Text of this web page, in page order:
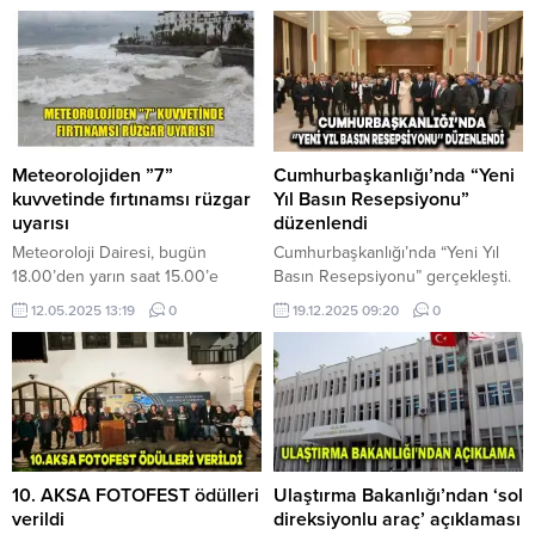
Meteorolojiden ”7”
kuvvetinde fırtınamsı rüzgar
uyarısı
Meteoroloji Dairesi, bugün
18.00’den yarın saat 15.00’e
kadar “7” kuvvetinde fırtınamsı
rüzgâr uyarısında bulundu.
Meteoroloji Dairesi’nden yapılan
açıklamada, bölge denizlerinden
Taurus ve Curusade’de güney ve
batı yönlerden esen rüzgârın
zamanla kuvvetlenerek ‘7’
kuvvetinde ve “fırtınamsı rüzgâr”
şeklinde esmesinin beklendiği
belirtildi.
12.05.2025 13:19 0
Cumhurbaşkanlığı’nda “Yeni
Yıl Basın Resepsiyonu”
düzenlendi
Cumhurbaşkanlığı’nda “Yeni Yıl
Basın Resepsiyonu” gerçekleşti.
Cumhurbaşkanı Tufan Erhürman
ve eşi Nilden Bektaş Erhürman
tarafından düzenlenen etkinliğe
ülkedeki basın mensupları katıldı.
Resepsiyon boyunca
Cumhurbaşkanı Erhürman ve eşi,
basın mensuplarıyla sohbet etti,
fotoğraf çektirdi. Erhürman kısa
bir konuşma da yaparak, yaklaşık
55 gündür görevde olduklarını ve
19.12.2025 09:20 0
10. AKSA FOTOFEST ödülleri
verildi
Ulaştırma Bakanlığı’ndan ‘sol
direksiyonlu araç’ açıklaması